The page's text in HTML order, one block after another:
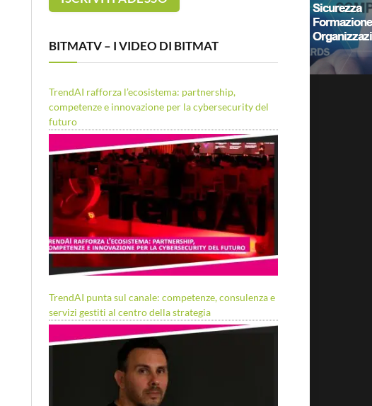
BITMATV – I VIDEO DI BITMAT
TrendAI rafforza l’ecosistema: partnership,
competenze e innovazione per la cybersecurity del
futuro
TrendAI punta sul canale: competenze, consulenza e
servizi gestiti al centro della strategia